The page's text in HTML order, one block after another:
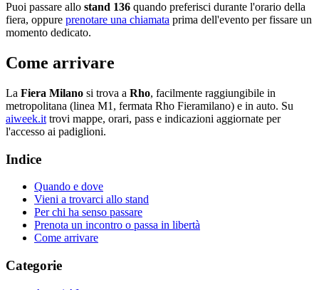
Puoi passare allo stand 136 quando preferisci durante l'orario della
fiera, oppure prenotare una chiamata prima dell'evento per fissare un
momento dedicato.
Come arrivare
La Fiera Milano si trova a Rho, facilmente raggiungibile in
metropolitana (linea M1, fermata Rho Fieramilano) e in auto. Su
aiweek.it trovi mappe, orari, pass e indicazioni aggiornate per
l'accesso ai padiglioni.
Indice
Quando e dove
Vieni a trovarci allo stand
Per chi ha senso passare
Prenota un incontro o passa in libertà
Come arrivare
Categorie